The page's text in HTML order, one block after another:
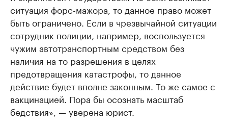
ситуация форс-мажора, то данное право может
быть ограничено. Если в чрезвычайной ситуации
сотрудник полиции, например, воспользуется
чужим автотранспортным средством без
наличия на то разрешения в целях
предотвращения катастрофы, то данное
действие будет вполне законным. То же самое с
вакцинацией. Пора бы осознать масштаб
бедствия», — уверена юрист.